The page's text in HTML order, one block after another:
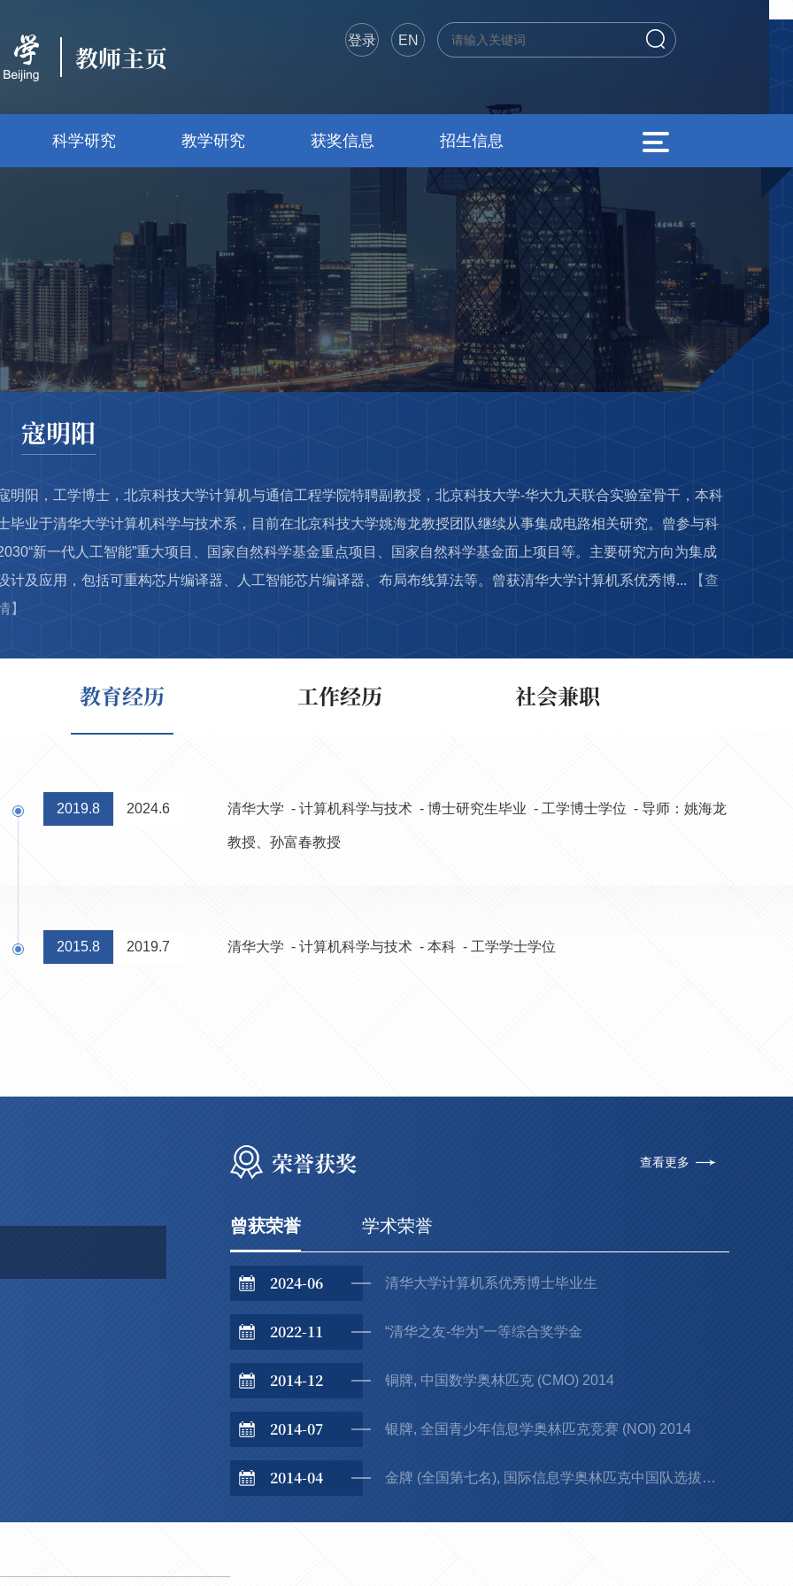
教师主页 登录 EN
科学研究 教学研究 获奖信息 招生信息
寇明阳
明阳，工学博士，北京科技大学计算机与通信工程学院特聘副教授，北京科技大学-华大九天联合实验室骨干，本科
毕业于清华大学计算机科学与技术系，目前在北京科技大学姚海龙教授团队继续从事集成电路相关研究。曾参与科
新一代人工智能”重大项目、国家自然科学基金重点项目、国家自然科学基金面上项目等。主要研究方向为集成
计及应用，包括可重构芯片编译器、人工智能芯片编译器、布局布线算法等。曾获清华大学计算机系优秀博...
【查
】
教育经历 工作经历 社会兼职
2019.8 2024.6 清华大学 - 计算机科学与技术 - 博士研究生毕业 - 工学博士学位 - 导师：姚海龙
教授、孙富春教授
2015.8 2019.7 清华大学 - 计算机科学与技术 - 本科 - 工学学士学位
荣誉获奖
曾获荣誉 学术荣誉
2024-06 清华大学计算机系优秀博士毕业生
2022-11 “清华之友-华为”一等综合奖学金
2014-12 铜牌, 中国数学奥林匹克 (CMO) 2014
2014-07 银牌, 全国青少年信息学奥林匹克竞赛 (NOI) 2014
2014-04 金牌 (全国第七名), 国际信息学奥林匹克中国队选拔赛 (CTSC) 2014
查看更多